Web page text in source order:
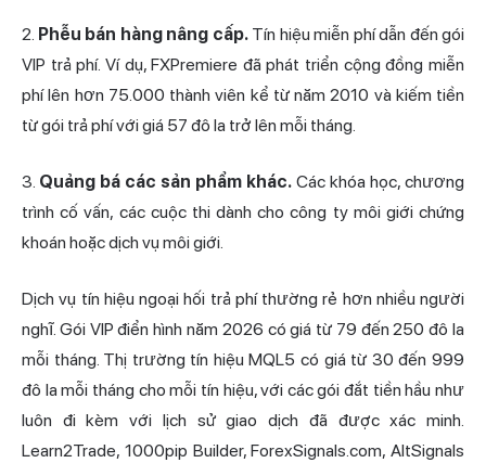
2. Phễu bán hàng nâng cấp.Tín hiệu miễn phí dẫn đến gói
VIP trả phí. Ví dụ, FXPremiere đã phát triển cộng đồng miễn
phí lên hơn 75.000 thành viên kể từ năm 2010 và kiếm tiền
từ gói trả phí với giá 57 đô la trở lên mỗi tháng.
3. Quảng bá các sản phẩm khác. Các khóa học, chương
trình cố vấn, các cuộc thi dành cho công ty môi giới chứng
khoán hoặc dịch vụ môi giới.
Dịch vụ tín hiệu ngoại hối trả phí thường rẻ hơn nhiều người
nghĩ. Gói VIP điển hình năm 2026 có giá từ 79 đến 250 đô la
mỗi tháng. Thị trường tín hiệu MQL5 có giá từ 30 đến 999
đô la mỗi tháng cho mỗi tín hiệu, với các gói đắt tiền hầu như
luôn đi kèm với lịch sử giao dịch đã được xác minh.
Learn2Trade, 1000pip Builder, ForexSignals.com, AltSignals